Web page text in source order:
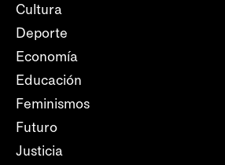
Cultura
Deporte
Economía
Educación
Feminismos
Futuro
Justicia